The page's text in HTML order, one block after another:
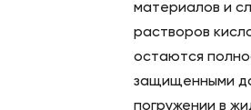
материалов и
растворов
остаются
защищенными
погружении в